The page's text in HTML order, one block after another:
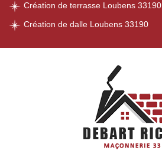
Création de terrasse Loubens 33190
Création de dalle Loubens 33190